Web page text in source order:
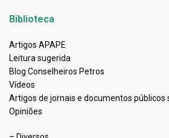
Biblioteca
Artigos APAPE
Leitura sugerida
Blog Conselheiros Petros
Vídeos
Artigos de jornais e documentos públicos
Opiniões